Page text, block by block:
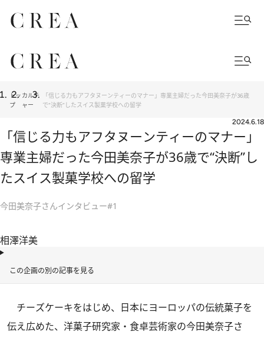
トッ
プ
カルチ
ャー
「信じる力もアフタヌーンティーのマナー」専業主婦だった今田美奈子が36歳
で“決断”したスイス製菓学校への留学
2024.6.18
「信じる力もアフタヌーンティーのマナー」
専業主婦だった今田美奈子が36歳で“決断”し
たスイス製菓学校への留学
今田美奈子さんインタビュー#1
相澤洋美
この企画の別の記事を見る
チーズケーキをはじめ、日本にヨーロッパの伝統菓子を
伝え広めた、洋菓子研究家・食卓芸術家の今田美奈子さ